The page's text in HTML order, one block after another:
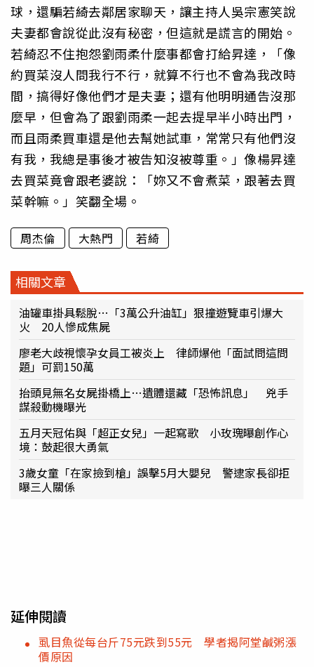
球，還騙若綺去鄰居家聊天，讓主持人吳宗憲笑說
夫妻都會說從此沒有秘密，但這就是謊言的開始。
若綺忍不住抱怨劉雨柔什麼事都會打給昇達，「像
約買菜沒人問我行不行，就算不行也不會為我改時
間，搞得好像他們才是夫妻；還有他明明通告沒那
麼早，但會為了跟劉雨柔一起去提早半小時出門，
而且雨柔買車還是他去幫她試車，常常只有他們沒
有我，我總是事後才被告知沒被尊重。」像楊昇達
去買菜竟會跟老婆說：「妳又不會煮菜，跟著去買
菜幹嘛。」笑翻全場。
周杰倫 大熱門 若綺
相關文章
油罐車掛具鬆脫…「3萬公升油缸」狠撞遊覽車引爆大
火 20人慘成焦屍
廖老大歧視懷孕女員工被炎上 律師爆他「面試問這問
題」可罰150萬
抬頭見無名女屍掛橋上…遺體還藏「恐怖訊息」 兇手
謀殺動機曝光
五月天冠佑與「超正女兒」一起寫歌 小玫瑰曝創作心
境：鼓起很大勇氣
3歲女童「在家撿到槍」誤擊5月大嬰兒 警逮家長卻拒
曝三人關係
延伸閱讀
虱目魚從每台斤75元跌到55元 學者揭阿堂鹹粥漲
價原因